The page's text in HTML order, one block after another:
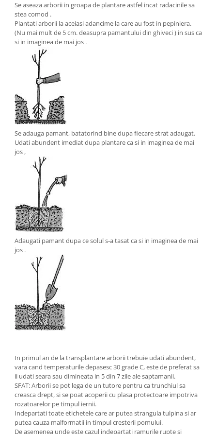
Se aseaza arborii in groapa de plantare astfel incat radacinile sa
stea comod .
Plantati arborii la aceiasi adancime la care au fost in pepiniera.
(Nu mai mult de 5 cm. deasupra pamantului din ghiveci ) in sus ca
si in imaginea de mai jos .
Se adauga pamant, batatorind bine dupa fiecare strat adaugat.
Udati abundent imediat dupa plantare ca si in imaginea de mai
jos ,
Adaugati pamant dupa ce solul s-a tasat ca si in imaginea de mai
jos .
In primul an de la transplantare arborii trebuie udati abundent,
vara cand temperaturile depasesc 30 grade C, este de preferat sa
ii udati seara sau dimineata in 5 din 7 zile ale saptamanii.
SFAT: Arborii se pot lega de un tutore pentru ca trunchiul sa
creasca drept, si se poat acoperii cu plasa protectoare impotriva
rozatoarelor pe timpul iernii.
Indepartati toate etichetele care ar putea strangula tulpina si ar
putea cauza malformatii in timpul cresterii pomului.
De asemenea unde este cazul indepartati ramurile rupte si